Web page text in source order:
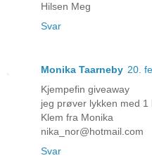
Hilsen Meg
Svar
Monika Taarneby 20.
Kjempefin giveaway
jeg prøver lykken med 1
Klem fra Monika
nika_nor@hotmail.com
Svar